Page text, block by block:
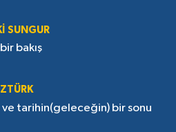
SUNGUR
bakış
ve tarihin(geleceğin) bir sonu